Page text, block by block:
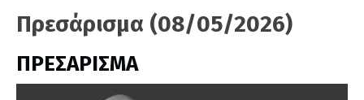
Πρεσάρισμα (08/05/2026)
ΠΡΕΣΑΡΙΣΜΑ